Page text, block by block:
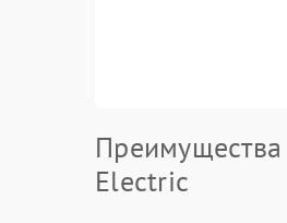
Преимущества
Electric